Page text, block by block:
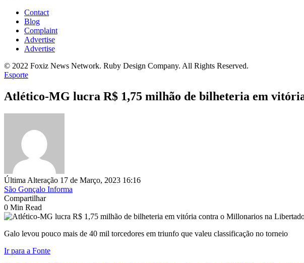
Contact
Blog
Complaint
Advertise
Advertise
© 2022 Foxiz News Network. Ruby Design Company. All Rights Reserved.
Esporte
Atlético-MG lucra R$ 1,75 milhão de bilheteria em
Última Alteração 17 de Março, 2023 16:16
São Gonçalo Informa
Compartilhar
0 Min Read
Galo levou pouco mais de 40 mil torcedores em triunfo que valeu classificação no torneio
Ir para a Fonte